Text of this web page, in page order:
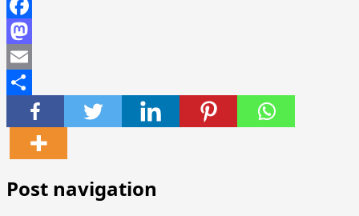
Facebook
Mastodon
Email
Share
Post navigation